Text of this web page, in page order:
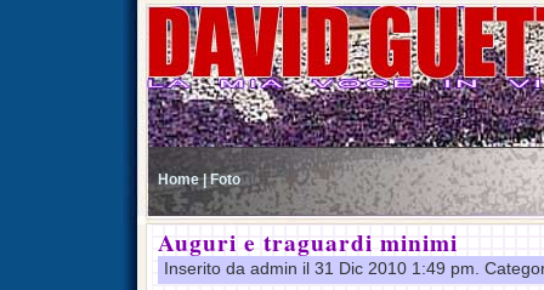
Home | Foto
Auguri e traguardi minimi
Inserito da admin il 31 Dic 2010 1:49 pm.